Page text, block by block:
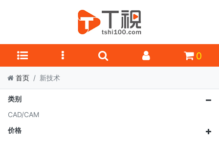
0
首页 新技术
类别
CAD/CAM
价格